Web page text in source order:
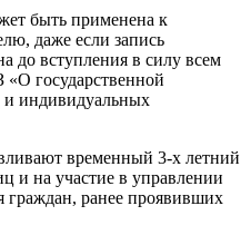
быть применена к
даже если запись
до вступления в силу всем
государственной
и индивидуальных
временный 3-х летний
и на участие в управлении
ранее проявивших